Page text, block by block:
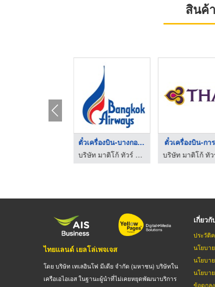
สินค้
ตั๋วเครื่องบิน-บางกอ ...
บริษัท มาติโก้ ทัวร์ แอนด์ เอ็กเพรส จำกัด
ตั๋วเครื่องบิน-กา
ไทยแลนด์ เยลโล่เพจเจส
โดย บริษัท เทเลอินโฟ มีเดีย จำกัด (มหาชน) บริษัทใน
เครือเอไอเอส ในฐานะผู้นำที่ไม่เคยหยุดพัฒนาบริการ
เกี่ยวกั
ประวัติ
นโยบา
นโยบา
นโยบา
ข้อตกล